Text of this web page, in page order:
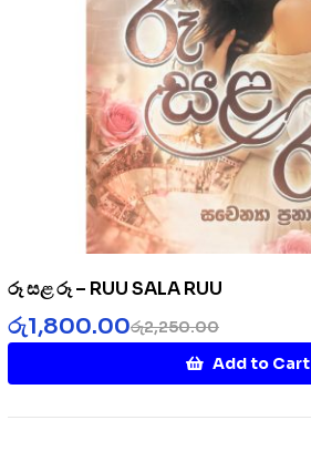
රූ සළ රූ – RUU SALA RUU
රු2,250.00
රු1,800.00
Add to Cart